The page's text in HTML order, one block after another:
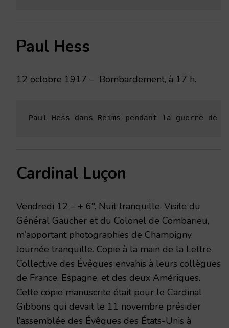
Paul Hess
12 octobre 1917 – Bombardement, à 17 h.
Paul Hess dans Reims pendant la guerre de
Cardinal Luçon
Vendredi 12 – + 6°. Nuit tranquille. Visite du
Général Gaucher et du Colonel de Combarieu,
m’apportant photographies de Champigny.
Journée tranquille. Copie à la main de la Lettre
Collective des Évêques envahis à leurs collègues
de France, Espagne, et des deux Amériques.
Cette copie manuscrite était pour le Cardinal
Gibbons qui devait le 11 novembre prési­der
l’assemblée des Évêques des États-Unis à